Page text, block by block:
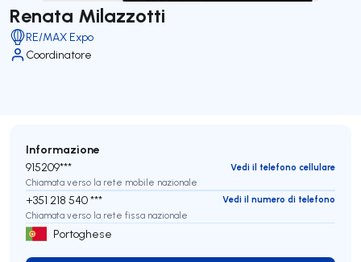
Renata Milazzotti
RE/MAX Expo
Coordinatore
Informazione
915209***
Vedi il telefono cellulare
Chiamata verso la rete mobile nazionale
+351 218 540 ***
Vedi il numero di telefono
Chiamata verso la rete fissa nazionale
Portoghese